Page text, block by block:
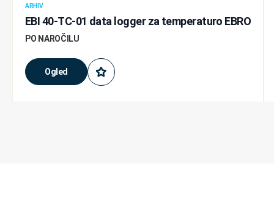
ARHIV
EBI 40-TC-01 data logger za temperaturo EBRO
Ogled
PO NAROČILU